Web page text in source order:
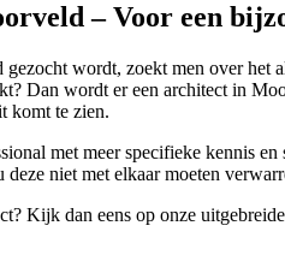
– Voor een
wordt, zoekt men over
Dan wordt er een architect in
komt te zien.
met meer specifieke kennis
deze niet met elkaar moeten
Kijk dan eens op onze